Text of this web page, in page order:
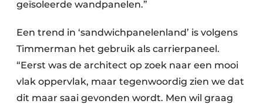
geïsoleerde wandpanelen.”
Een trend in ‘sandwichpanelenland’ is volgens
Timmerman het gebruik als carrierpaneel.
“Eerst was de architect op zoek naar een mooi
vlak oppervlak, maar tegenwoordig zien we dat
dit maar saai gevonden wordt. Men wil graag